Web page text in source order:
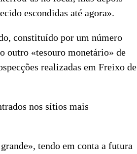
escondidas até agora».
constituído por um número
outro «tesouro monetário» de
realizadas em Freixo de
nos sítios mais
tendo em conta a futura